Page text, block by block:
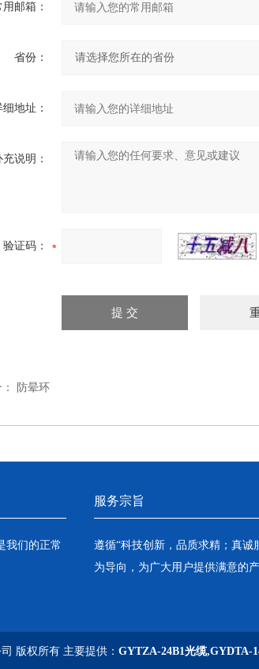
用邮箱：
省份：
细地址：
充说明：
验证码：
防晕环
我们的正常
服务宗旨
遵循“科技创新，品质求精；真诚
为导向，为广大用户提供满意的产
版权所有 主要提供： GYTZA-24B1光缆,GYDTA-